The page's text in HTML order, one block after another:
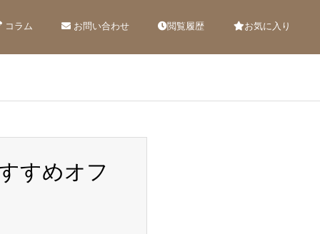
コラム お問い合わせ 閲覧履歴 お気に入り
すめオフ